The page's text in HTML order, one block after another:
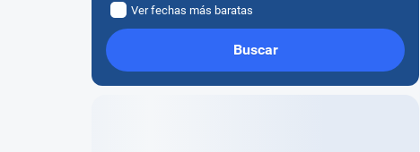
Ver fechas más baratas
Buscar